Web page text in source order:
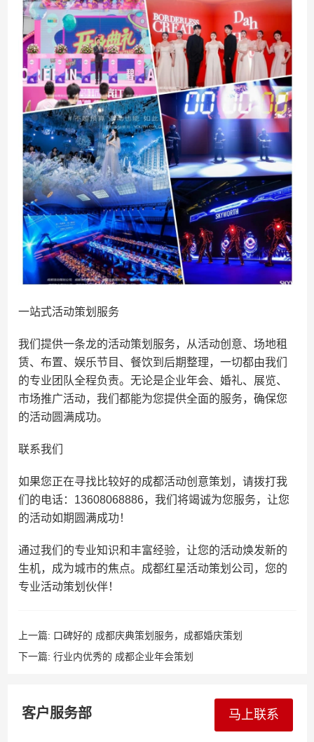
一站式活动策划服务
我们提供一条龙的活动策划服务，从活动创意、场地租
赁、布置、娱乐节目、餐饮到后期整理，一切都由我们
的专业团队全程负责。无论是企业年会、婚礼、展览、
市场推广活动，我们都能为您提供全面的服务，确保您
的活动圆满成功。
联系我们
如果您正在寻找比较好的成都活动创意策划，请拨打我
们的电话：13608068886，我们将竭诚为您服务，让您
的活动如期圆满成功！
通过我们的专业知识和丰富经验，让您的活动焕发新的
生机，成为城市的焦点。成都红星活动策划公司，您的
专业活动策划伙伴！
上一篇: 口碑好的 成都庆典策划服务，成都婚庆策划
下一篇: 行业内优秀的 成都企业年会​策划
客户服务部 马上联系